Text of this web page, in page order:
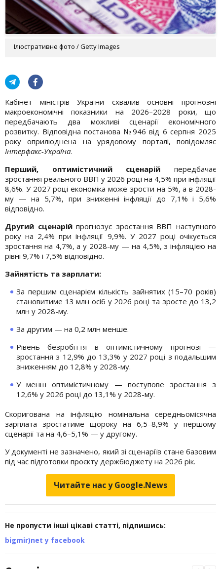
Ілюстративне фото / Getty Images
Кабінет міністрів України схвалив основні прогнозні
макроекономічні показники на 2026–2028 роки, що
передбачають два можливі сценарії економічного
розвитку. Відповідна постанова №946 від 6 серпня 2025
року оприлюднена на урядовому порталі, повідомляє
Інтерфакс-Україна.
Перший, оптимістичний сценарій передбачає
зростання реального ВВП у 2026 році на 4,5% при інфляції
8,6%. У 2027 році економіка може зрости на 5%, а в 2028-
му — на 5,7%, при зниженні інфляції до 7,1% і 5,6%
відповідно.
Другий сценарійпрогнозує зростання ВВП наступного
року на 2,4% при інфляції 9,9%. У 2027 році очікується
зростання на 4,7%, а у 2028-му — на 4,5%, з інфляцією на
рівні 9,7% і 7,5% відповідно.
Зайнятість та зарплати:
За першим сценарієм кількість зайнятих (15–70 років)
становитиме 13 млн осіб у 2026 році та зросте до 13,2
млн у 2028-му.
За другим — на 0,2 млн менше.
Рівень безробіття в оптимістичному прогнозі —
зростання з 12,9% до 13,3% у 2027 році з подальшим
зниженням до 12,8% у 2028-му.
У менш оптимістичному — поступове зростання з
12,6% у 2026 році до 13,1% у 2028-му.
Скоригована на інфляцію номінальна середньомісячна
зарплата зростатиме щороку на 6,5–8,9% у першому
сценарії та на 4,6–5,1% — у другому.
У документі не зазначено, який зі сценаріїв стане базовим
під час підготовки проєкту держбюджету на 2026 рік.
Читайте нас у Google.News
Не пропусти інші цікаві статті, підпишись:
bigmir)net у facebook